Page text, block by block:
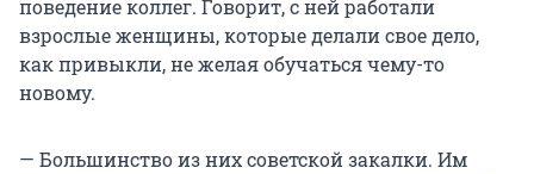
поведение коллег. Говорит, с ней работали
взрослые женщины, которые делали свое дело,
как привыкли, не желая обучаться чему-то
новому.
— Большинство из них советской закалки. Им